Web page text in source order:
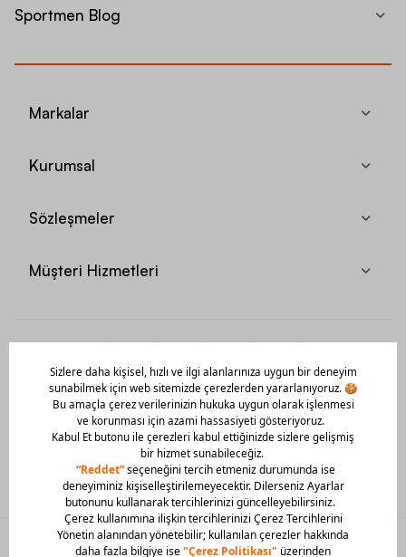
Sportmen Blog
Markalar
Kurumsal
Sözleşmeler
Müşteri Hizmetleri
Mobil Uygulamamızı Hemen İndir!